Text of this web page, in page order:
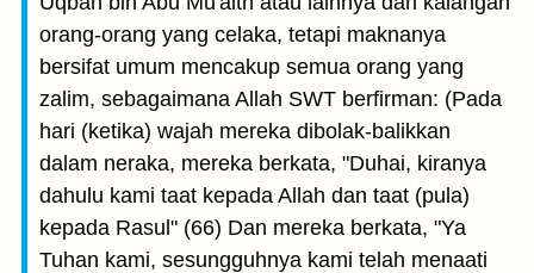
orang-orang yang celaka, tetapi maknanya
bersifat umum mencakup semua orang yang
zalim, sebagaimana Allah SWT berfirman: (Pada
hari (ketika) wajah mereka dibolak-balikkan
dalam neraka, mereka berkata, "Duhai, kiranya
dahulu kami taat kepada Allah dan taat (pula)
kepada Rasul" (66) Dan mereka berkata, "Ya
Tuhan kami, sesungguhnya kami telah menaati